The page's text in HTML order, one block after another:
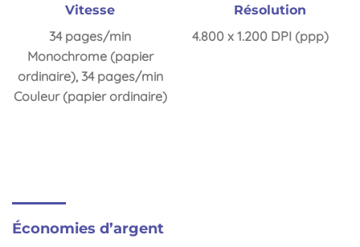
Vitesse
34 pages/min
Monochrome (papier
ordinaire), 34 pages/min
Couleur (papier ordinaire)
Résolution
4.800 x 1.200 DPI (ppp)
Économies d’argent